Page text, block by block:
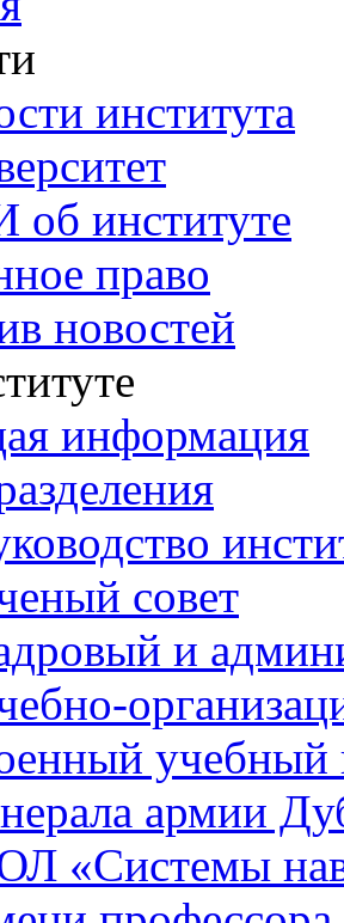
института
институте
право
новостей
информация
совет
и
учебный
армии
«Системы